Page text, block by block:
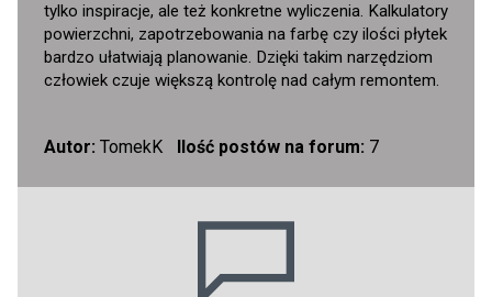
tylko inspiracje, ale też konkretne wyliczenia. Kalkulatory
powierzchni, zapotrzebowania na farbę czy ilości płytek
bardzo ułatwiają planowanie. Dzięki takim narzędziom
człowiek czuje większą kontrolę nad całym remontem.
Autor: TomekK Ilość postów na forum: 7